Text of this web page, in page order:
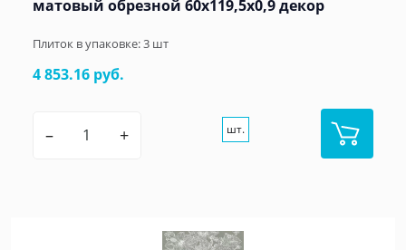
матовый обрезной 60x119,5x0,9 декор
Плиток в упаковке:3 шт
4 853.16 руб.
– + шт.